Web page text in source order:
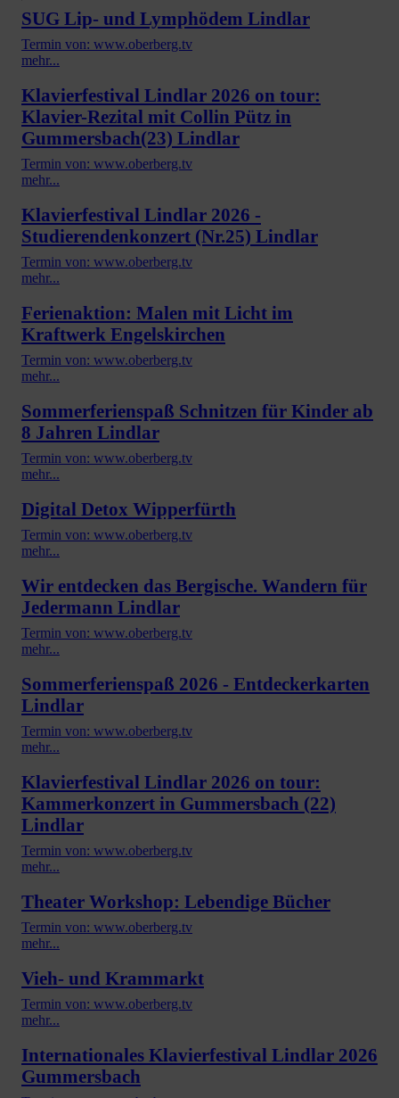
SUG Lip- und Lymphödem Lindlar
Termin von: www.oberberg.tv
mehr...
Klavierfestival Lindlar 2026 on tour:
Klavier-Rezital mit Collin Pütz in
Gummersbach(23) Lindlar
Termin von: www.oberberg.tv
mehr...
Klavierfestival Lindlar 2026 -
Studierendenkonzert (Nr.25) Lindlar
Termin von: www.oberberg.tv
mehr...
Ferienaktion: Malen mit Licht im
Kraftwerk Engelskirchen
Termin von: www.oberberg.tv
mehr...
Sommerferienspaß Schnitzen für Kinder ab
8 Jahren Lindlar
Termin von: www.oberberg.tv
mehr...
Digital Detox Wipperfürth
Termin von: www.oberberg.tv
mehr...
Wir entdecken das Bergische. Wandern für
Jedermann Lindlar
Termin von: www.oberberg.tv
mehr...
Sommerferienspaß 2026 - Entdeckerkarten
Lindlar
Termin von: www.oberberg.tv
mehr...
Klavierfestival Lindlar 2026 on tour:
Kammerkonzert in Gummersbach (22)
Lindlar
Termin von: www.oberberg.tv
mehr...
Theater Workshop: Lebendige Bücher
Termin von: www.oberberg.tv
mehr...
Vieh- und Krammarkt
Termin von: www.oberberg.tv
mehr...
Internationales Klavierfestival Lindlar 2026
Gummersbach